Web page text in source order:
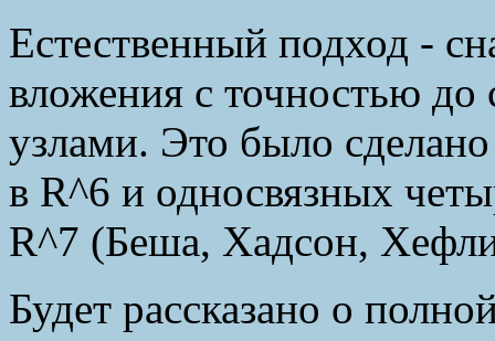
Естественный подход -
вложения с точностью до
узлами. Это было
в R^6 и односвязных
R^7 (Беша, Хадсон,
Будет рассказано о